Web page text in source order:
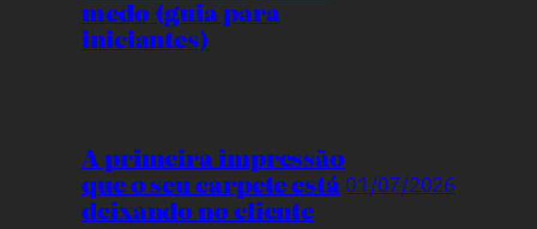
medo (guia para
iniciantes)
A primeira impressão
que o seu carpete está
deixando no cliente
01/07/2026